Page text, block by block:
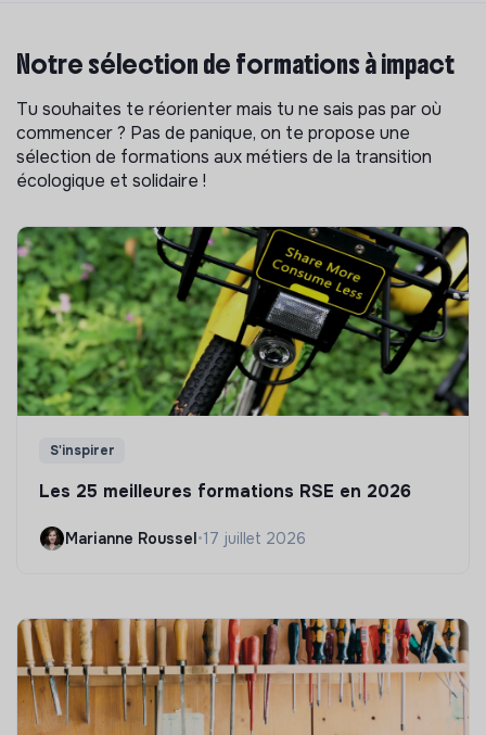
Notre sélection de formations à impact
Tu souhaites te réorienter mais tu ne sais pas par où
commencer ? Pas de panique, on te propose une
sélection de formations aux métiers de la transition
écologique et solidaire !
S'inspirer
Les 25 meilleures formations RSE en 2026
Marianne Roussel•17 juillet 2026